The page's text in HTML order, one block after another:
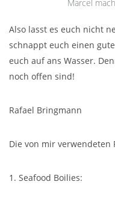
Marcel
Also lasst es euch nicht
schnappt euch einen
euch auf ans Wasser.
noch offen sind!
Rafael Bringmann
Die von mir
1. Seafood Boilies: